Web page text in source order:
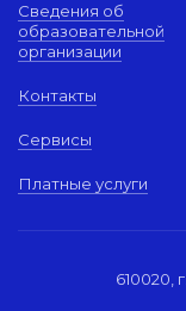
Сведения об
образовательной
организации
Контакты
Сервисы
Платные услуги
610020,